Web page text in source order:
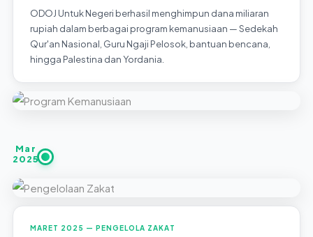
ODOJ Untuk Negeri berhasil menghimpun dana miliaran
rupiah dalam berbagai program kemanusiaan — Sedekah
Qur'an Nasional, Guru Ngaji Pelosok, bantuan bencana,
hingga Palestina dan Yordania.
Mar
2025
MARET 2025 — PENGELOLA ZAKAT